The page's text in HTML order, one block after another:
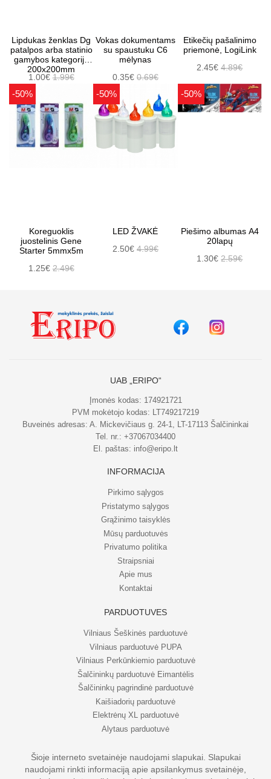
Lipdukas ženklas Dg
patalpos arba statinio
gamybos kategorija
200x200mm
1.00€1.99€
Vokas dokumentams
su spaustuku C6
mėlynas
0.35€ 0.69€
Etikečių pašalinimo
priemonė, LogiLink
2.45€4.89€
-50%
Koreguoklis
juostelinis Gene
Starter 5mmx5m
1.25€2.49€
-50%
LED ŽVAKĖ
2.50€ 4.99€
-50%
Piešimo albumas A4
20lapų
1.30€2.59€
UAB „ERIPO“
Įmonės kodas: 174921721
PVM mokėtojo kodas: LT749217219
Buveinės adresas: A. Mickevičiaus g. 24-1, LT-17113 Šalčininkai
Tel. nr.: +37067034400
El. paštas: info@eripo.lt
INFORMACIJA
Pirkimo sąlygos
Pristatymo sąlygos
Grąžinimo taisyklės
Mūsų parduotuvės
Privatumo politika
Straipsniai
Apie mus
Kontaktai
PARDUOTUVĖS
Vilniaus Šeškinės parduotuvė
Vilniaus parduotuvė PUPA
Vilniaus Perkūnkiemio parduotuvė
Šalčininkų parduotuvė Eimantėlis
Šalčininkų pagrindinė parduotuvė
Kaišiadorių parduotuvė
Elektrėnų XL parduotuvė
Alytaus parduotuvė
Šioje interneto svetainėje naudojami slapukai. Slapukai
naudojami rinkti informaciją apie apsilankymus svetainėje,